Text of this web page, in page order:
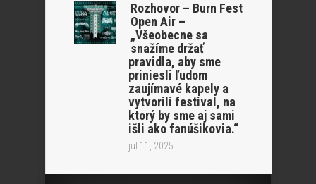
Rozhovor – Burn Fest
Open Air –
„Všeobecne sa
snažíme držať
pravidla, aby sme
priniesli ľudom
zaujímavé kapely a
vytvorili festival, na
ktorý by sme aj sami
išli ako fanúšikovia.“
júl 11, 2025